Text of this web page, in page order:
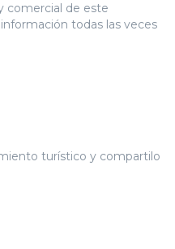
comercial de este
todas las veces
turístico y compartilo